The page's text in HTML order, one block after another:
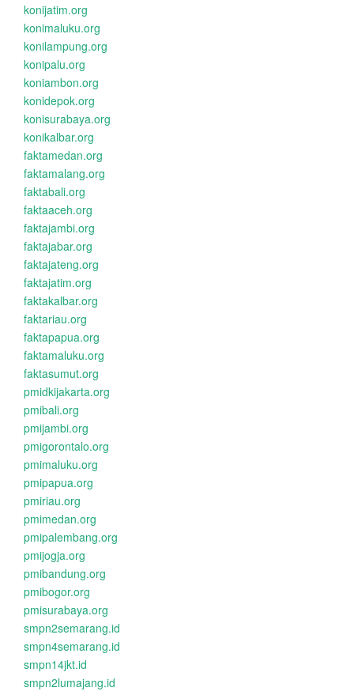
konijatim.org
konimaluku.org
konilampung.org
konipalu.org
koniambon.org
konidepok.org
konisurabaya.org
konikalbar.org
faktamedan.org
faktamalang.org
faktabali.org
faktaaceh.org
faktajambi.org
faktajabar.org
faktajateng.org
faktajatim.org
faktakalbar.org
faktariau.org
faktapapua.org
faktamaluku.org
faktasumut.org
pmidkijakarta.org
pmibali.org
pmijambi.org
pmigorontalo.org
pmimaluku.org
pmipapua.org
pmiriau.org
pmimedan.org
pmipalembang.org
pmijogja.org
pmibandung.org
pmibogor.org
pmisurabaya.org
smpn2semarang.id
smpn4semarang.id
smpn14jkt.id
smpn2lumajang.id